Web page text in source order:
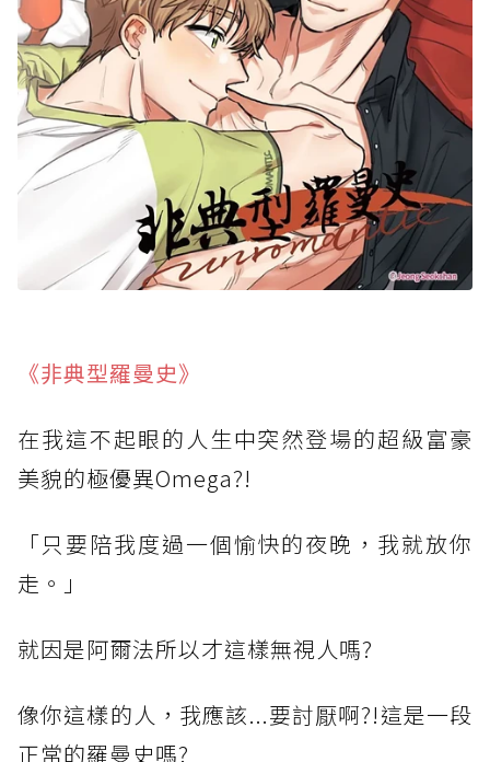
《非典型羅曼史》
在我這不起眼的人生中突然登場的超級富豪
美貌的極優異Omega?!
「只要陪我度過一個愉快的夜晚，我就放你
走。」
就因是阿爾法所以才這樣無視人嗎?
像你這樣的人，我應該...要討厭啊?!這是一段
正常的羅曼史嗎?